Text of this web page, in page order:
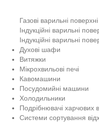
Газові варильні поверхні
Індукційні варильні
Індукційні варильні
Духові шафи
Витяжки
Мікрохвильові печі
Кавомашини
Посудомийні машини
Холодильники
Подрібнювачі харчових
Системи сортування